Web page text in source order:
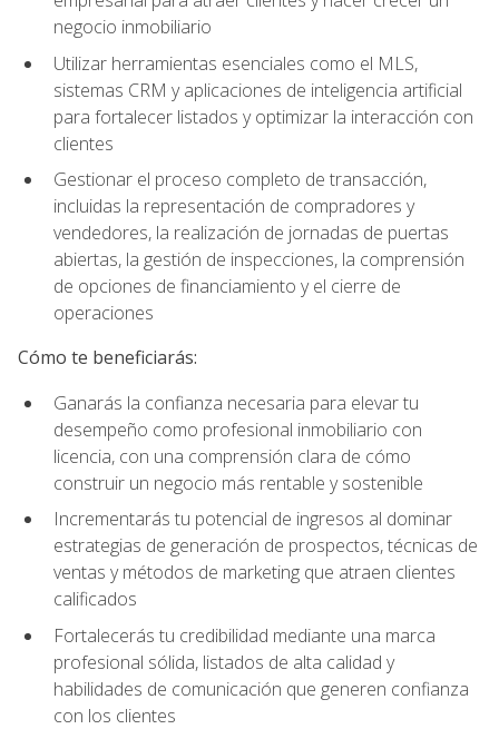
negocio inmobiliario
Utilizar herramientas esenciales como el MLS,
sistemas CRM y aplicaciones de inteligencia artificial
para fortalecer listados y optimizar la interacción con
clientes
Gestionar el proceso completo de transacción,
incluidas la representación de compradores y
vendedores, la realización de jornadas de puertas
abiertas, la gestión de inspecciones, la comprensión
de opciones de financiamiento y el cierre de
operaciones
Cómo te beneficiarás:
Ganarás la confianza necesaria para elevar tu
desempeño como profesional inmobiliario con
licencia, con una comprensión clara de cómo
construir un negocio más rentable y sostenible
Incrementarás tu potencial de ingresos al dominar
estrategias de generación de prospectos, técnicas de
ventas y métodos de marketing que atraen clientes
calificados
Fortalecerás tu credibilidad mediante una marca
profesional sólida, listados de alta calidad y
habilidades de comunicación que generen confianza
con los clientes